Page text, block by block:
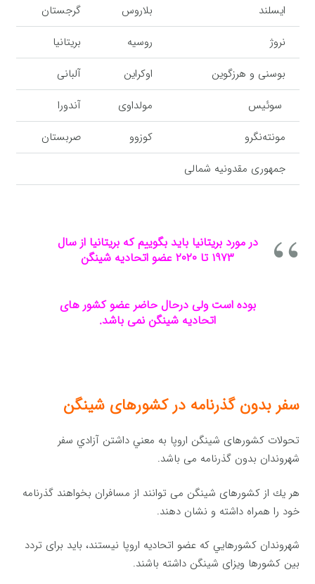
ایسلند بلاروس
گرجستان
نروژ
روسیه
بریتانیا
بوسنی و هرزگوین
اوکراین
آلبانی
سوئیس
مولداوی
آندورا
مونته‌نگرو
کوزوو
صربستان
جمهوری مقدونیه شمالی
در مورد بریتانیا باید بگوییم که بریتانیا از سال
۱۹۷۳ تا ۲۰۲۰ عضو اتحادیه شینگن
بوده است ولی درحال حاضر عضو کشور های
اتحادیه شینگن نمی باشد.
سفر بدون گذرنامه در کشورهای شینگن
تحولات کشورهای شینگن اروپا به معني داشتن آزادي سفر
شهروندان بدون گذرنامه می باشد.
هر يك از كشورهای شینگن می توانند از مسافران بخواهند گذرنامه
خود را همراه داشته و نشان دهند.
شهروندان كشورهايي كه عضو اتحاديه اروپا نيستند، باید برای تردد
بین کشورها ويزای شینگن داشته باشند.